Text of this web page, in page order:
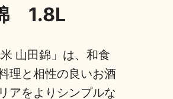
1.8L
山田錦」は、和食
理と相性の良いお酒
アをよりシンプルな